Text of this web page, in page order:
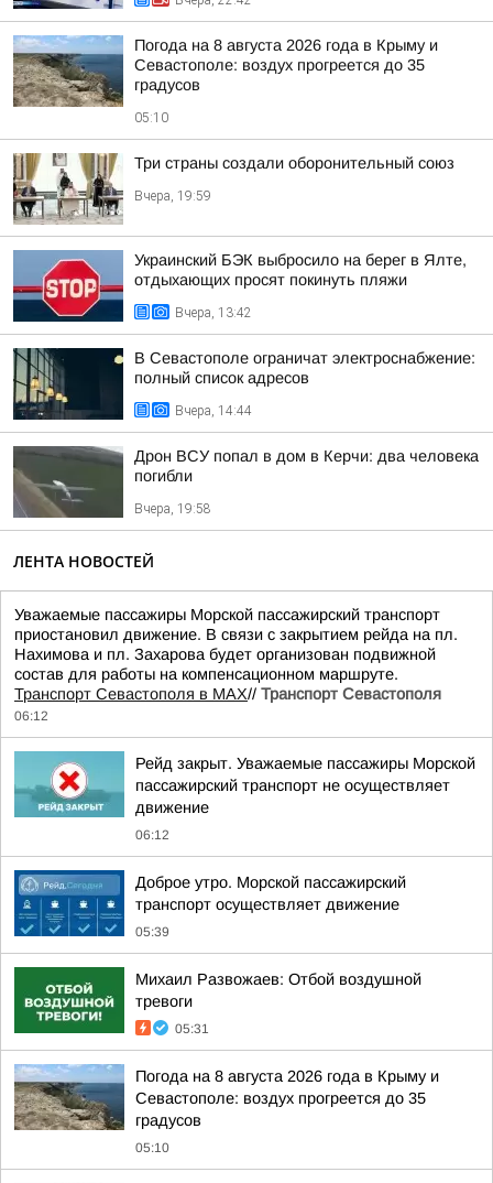
Погода на 8 августа 2026 года в Крыму и
Севастополе: воздух прогреется до 35
градусов
05:10
Три страны создали оборонительный союз
Вчера, 19:59
Украинский БЭК выбросило на берег в Ялте,
отдыхающих просят покинуть пляжи
Вчера, 13:42
В Севастополе ограничат электроснабжение:
полный список адресов
Вчера, 14:44
Дрон ВСУ попал в дом в Керчи: два человека
погибли
Вчера, 19:58
ЛЕНТА НОВОСТЕЙ
Уважаемые пассажиры Морской пассажирский транспорт
приостановил движение. В связи с закрытием рейда на пл.
Нахимова и пл. Захарова будет организован подвижной
состав для работы на компенсационном маршруте.
Транспорт Севастополя в MAX// Транспорт Севастополя
06:12
Рейд закрыт. Уважаемые пассажиры Морской
пассажирский транспорт не осуществляет
движение
06:12
Доброе утро. Морской пассажирский
транспорт осуществляет движение
05:39
Михаил Развожаев: Отбой воздушной
тревоги
05:31
Погода на 8 августа 2026 года в Крыму и
Севастополе: воздух прогреется до 35
градусов
05:10